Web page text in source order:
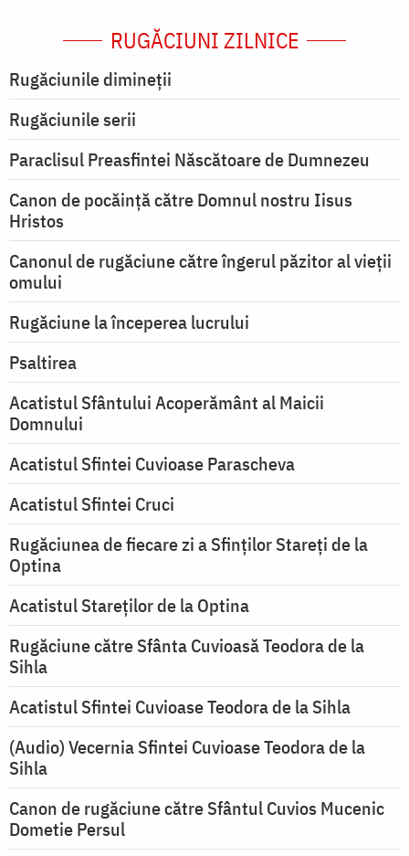
RUGĂCIUNI ZILNICE
Rugăciunile dimineții
Rugăciunile serii
Paraclisul Preasfintei Născătoare de Dumnezeu
Canon de pocăință către Domnul nostru Iisus
Hristos
Canonul de rugăciune către îngerul păzitor al vieții
omului
Rugăciune la începerea lucrului
Psaltirea
Acatistul Sfântului Acoperământ al Maicii
Domnului
Acatistul Sfintei Cuvioase Parascheva
Acatistul Sfintei Cruci
Rugăciunea de fiecare zi a Sfinților Stareți de la
Optina
Acatistul Stareţilor de la Optina
Rugăciune către Sfânta Cuvioasă Teodora de la
Sihla
Acatistul Sfintei Cuvioase Teodora de la Sihla
(Audio) Vecernia Sfintei Cuvioase Teodora de la
Sihla
Canon de rugăciune către Sfântul Cuvios Mucenic
Dometie Persul